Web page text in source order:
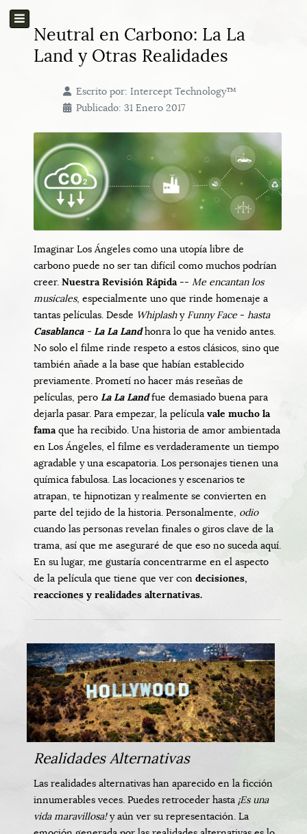
Neutral en Carbono: La La
Land y Otras Realidades
Escrito por: Intercept Technology™
Publicado: 31 Enero 2017
Imaginar Los Ángeles como una utopía libre de
carbono puede no ser tan difícil como muchos podrían
creer. Nuestra Revisión Rápida-- Me encantan los
musicales, especialmente uno que rinde homenaje a
tantas películas. Desde Whiplashy Funny Face - hasta
Casablanca- La La Landhonra lo que ha venido antes.
No solo el filme rinde respeto a estos clásicos, sino que
también añade a la base que habían establecido
previamente. Prometí no hacer más reseñas de
películas, pero La La Landfue demasiado buena para
dejarla pasar. Para empezar, la película vale mucho la
famaque ha recibido. Una historia de amor ambientada
en Los Ángeles, el filme es verdaderamente un tiempo
agradable y una escapatoria. Los personajes tienen una
química fabulosa. Las locaciones y escenarios te
atrapan, te hipnotizan y realmente se convierten en
parte del tejido de la historia. Personalmente, odio
cuando las personas revelan finales o giros clave de la
trama, así que me aseguraré de que eso no suceda aquí.
En su lugar, me gustaría concentrarme en el aspecto
de la película que tiene que ver con decisiones,
reacciones y realidades alternativas.
Realidades Alternativas
Las realidades alternativas han aparecido en la ficción
innumerables veces. Puedes retroceder hasta ¡Es una
vida maravillosa!y aún ver su representación. La